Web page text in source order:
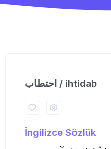
احتطاب / ihtidab
İngilizce Sözlük